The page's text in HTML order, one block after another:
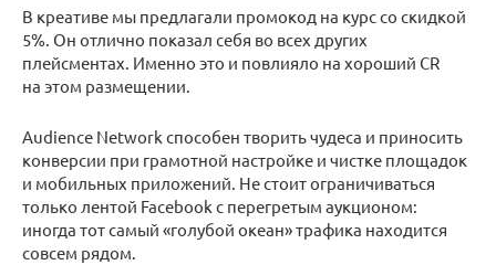
В креативе мы предлагали промокод на курс со скидкой
5%. Он отлично показал себя во всех других
плейсментах. Именно это и повлияло на хороший CR
на этом размещении.
Audience Network способен творить чудеса и приносить
конверсии при грамотной настройке и чистке площадок
и мобильных приложений. Не стоит ограничиваться
только лентой Facebook с перегретым аукционом:
иногда тот самый «голубой океан» трафика находится
совсем рядом.